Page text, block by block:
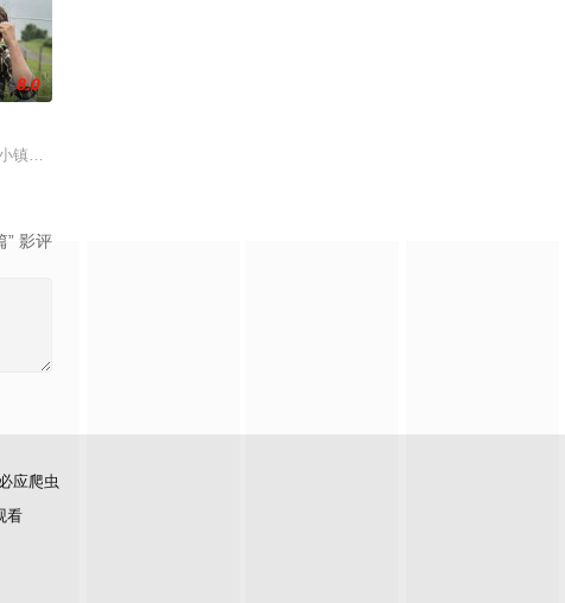
比利被贫民窟里惹是生非的青少年谋杀案所
与校草开战，背后搞小动作坑对手又坑队友；寒门工科妹靠兼职偷师学音乐，
8.0
镇的农场，一个怀抱音乐理想的男孩，在追求爱情与理想的道路上历经的艰辛。
” 影评
必应爬虫
看